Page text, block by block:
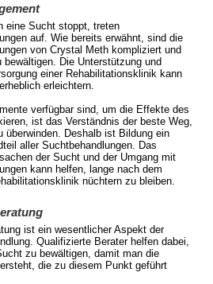
eine Sucht stoppt, treten
auf. Wie bereits erwähnt, sind die
von Crystal Meth kompliziert und
bewältigen. Die Unterstützung und
einer Rehabilitationsklinik kann
erleichtern.
verfügbar sind, um die Effekte des
ist das Verständnis der beste Weg,
überwinden. Deshalb ist Bildung ein
aller Suchtbehandlungen. Das
der Sucht und der Umgang mit
kann helfen, lange nach dem
nüchtern zu bleiben.
ist ein wesentlicher Aspekt der
Qualifizierte Berater helfen dabei,
zu bewältigen, damit man die
die zu diesem Punkt geführt